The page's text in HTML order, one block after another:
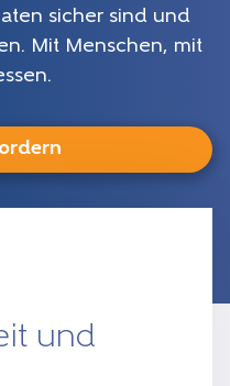
sicher sind und
Mit Menschen, mit
und